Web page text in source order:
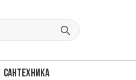
САНТЕХНИКА